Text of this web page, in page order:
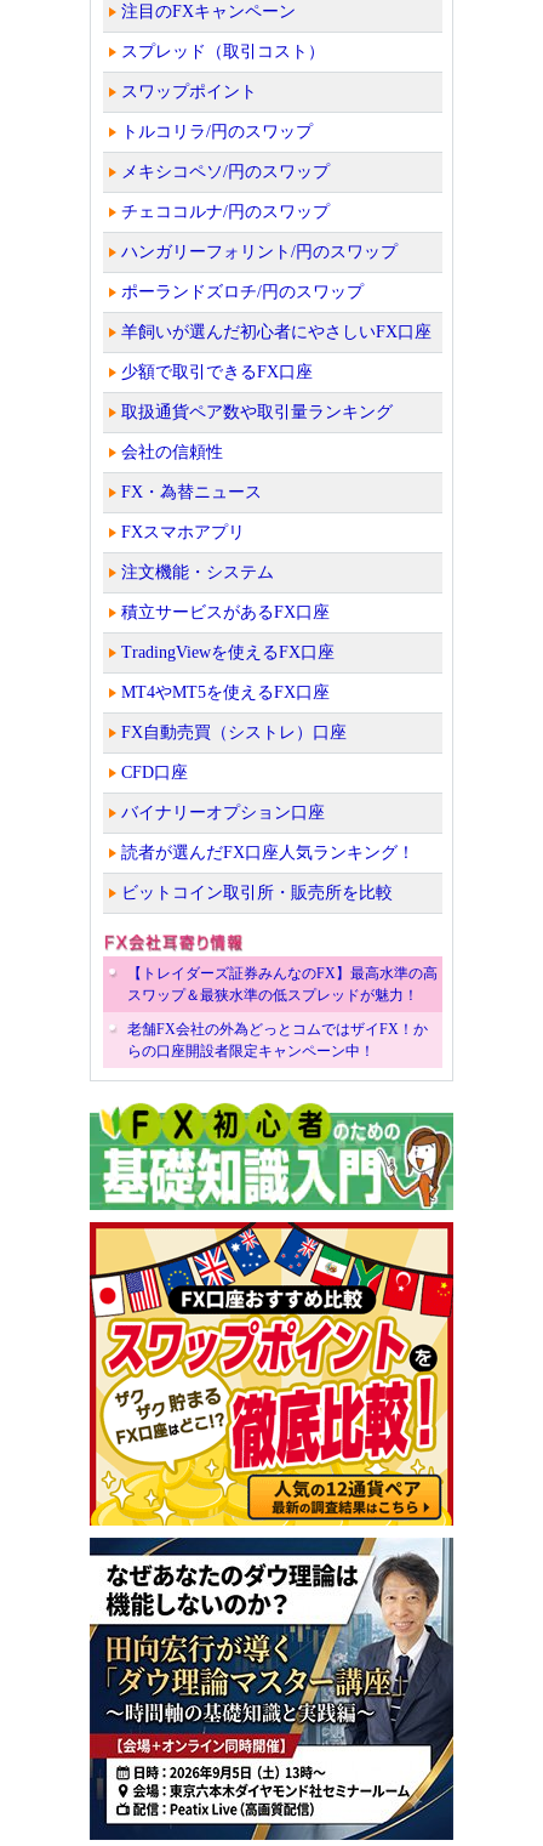
注目のFXキャンペーン
スプレッド（取引コスト）
スワップポイント
トルコリラ/円のスワップ
メキシコペソ/円のスワップ
チェココルナ/円のスワップ
ハンガリーフォリント/円のスワップ
ポーランドズロチ/円のスワップ
羊飼いが選んだ初心者にやさしいFX口座
少額で取引できるFX口座
取扱通貨ペア数や取引量ランキング
会社の信頼性
FX・為替ニュース
FXスマホアプリ
注文機能・システム
積立サービスがあるFX口座
TradingViewを使えるFX口座
MT4やMT5を使えるFX口座
FX自動売買（シストレ）口座
CFD口座
バイナリーオプション口座
読者が選んだFX口座人気ランキング！
ビットコイン取引所・販売所を比較
【トレイダーズ証券みんなのFX】最高水準の高
スワップ＆最狭水準の低スプレッドが魅力！
老舗FX会社の外為どっとコムではザイFX！か
らの口座開設者限定キャンペーン中！